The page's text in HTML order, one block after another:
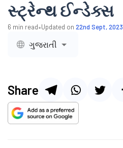
સ્ટ્રેન્થ ઈન્ડેક્સ
6 min read•Updated on 22nd Sept, 2023
ગુજરાતી
Share